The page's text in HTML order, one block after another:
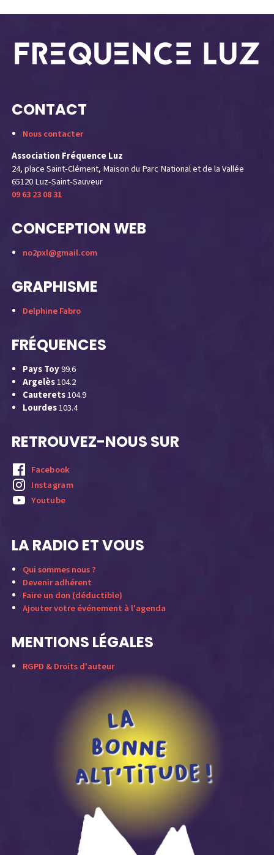
CONTACT
Nous contacter
Association Fréquence Luz
24, place Saint-Clément, Maison du Parc National et de la Vallée
65120 Luz-Saint-Sauveur
09 63 23 08 31
CONCEPTION WEB
no2pxl@gmail.com
GRAPHISME
Delphine Fabro
FRÉQUENCES
Pays Toy99.6
Argelès104.2
Cauterets104.9
Lourdes103.4
RETROUVEZ-NOUS SUR
Facebook
Instagram
Youtube
LA RADIO ET VOUS
Qui sommes nous ?
Devenir adhérent
Faire un don (déductible)
Ajouter votre événement à l'agenda
MENTIONS LÉGALES
RGPD & Droits d'auteur